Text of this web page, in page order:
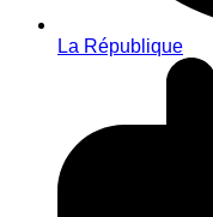
La République